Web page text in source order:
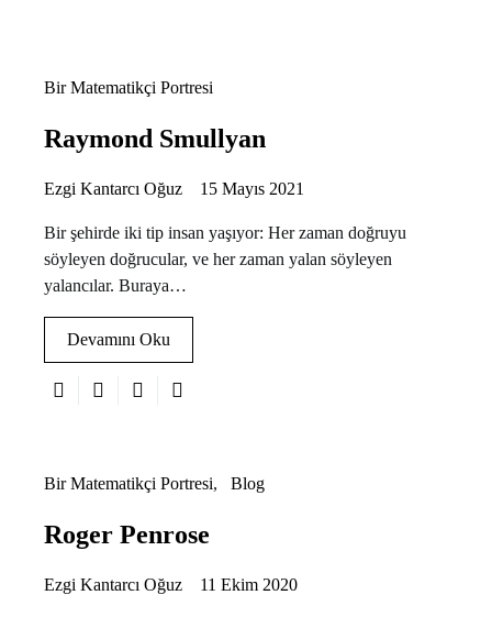
Bir Matematikçi Portresi
Raymond Smullyan
Ezgi Kantarcı Oğuz 15 Mayıs 2021
Bir şehirde iki tip insan yaşıyor: Her zaman doğruyu
söyleyen doğrucular, ve her zaman yalan söyleyen
yalancılar. Buraya…
Devamını Oku
Bir Matematikçi Portresi Blog
Roger Penrose
Ezgi Kantarcı Oğuz 11 Ekim 2020